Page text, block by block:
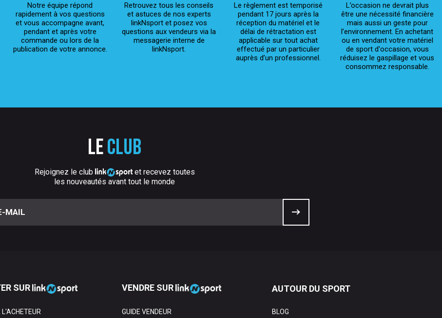
Notre équipe répond
rapidement à vos questions
et vous accompagne avant,
pendant et après votre
commande ou lors de la
publication de votre annonce.
Retrouvez tous les conseils
et astuces de nos experts
linkNsport et posez vos
questions aux vendeurs via la
messagerie interne de
linkNsport.
Le règlement est temporisé
pendant 17 jours après la
réception du matériel et le
délai de rétractation est
applicable sur tout achat
effectué par un particulier
auprès d’un professionnel.
L’occasion ne devrait plus
être une nécessité financière
mais aussi un geste pour
l’environnement. En achetant
ou en vendant votre matériel
de sport d'occasion, vous
réduisez le gaspillage et vous
consommez responsable.
Le club
Rejoignez le club
et recevez toutes
les nouveautés avant tout le monde
SUR
L'ACHETEUR
VENDRE SUR
GUIDE VENDEUR
AUTOUR DU SPORT
BLOG